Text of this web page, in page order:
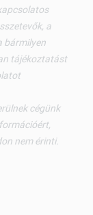
a
bármilyen
tájékoztatást
cégünk
nem érinti.